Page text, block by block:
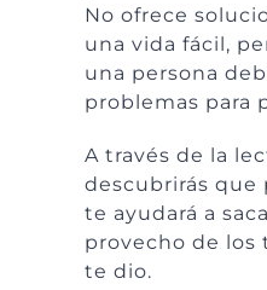
No ofrece
una vida fácil,
una persona
problemas para
A través de la
descubrirás que
te ayudará a
provecho de los
te dio.